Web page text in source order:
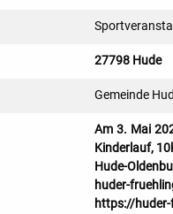
27798 Hude
Gemeinde
Am 3. Mai
Kinderlauf,
Hude-
huder-
https://